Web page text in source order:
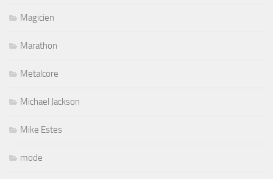
Magicien
Marathon
Metalcore
Michael Jackson
Mike Estes
mode